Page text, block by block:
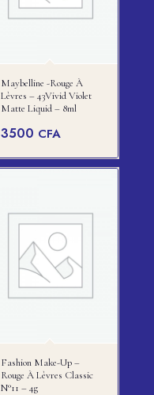
Maybelline -rouge À
Lèvres – 43Vivid Violet
Matte Liquid – 8ml
3500 CFA
Fashion Make-Up –
Rouge À Lèvres Classic
N°11 – 4g